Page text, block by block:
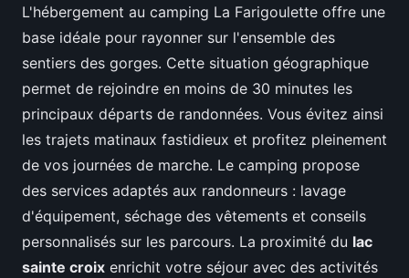
L'hébergement au camping La Farigoulette offre une
base idéale pour rayonner sur l'ensemble des
sentiers des gorges. Cette situation géographique
permet de rejoindre en moins de 30 minutes les
principaux départs de randonnées. Vous évitez ainsi
les trajets matinaux fastidieux et profitez pleinement
de vos journées de marche. Le camping propose
des services adaptés aux randonneurs : lavage
d'équipement, séchage des vêtements et conseils
personnalisés sur les parcours. La proximité du lac
sainte croix enrichit votre séjour avec des activités